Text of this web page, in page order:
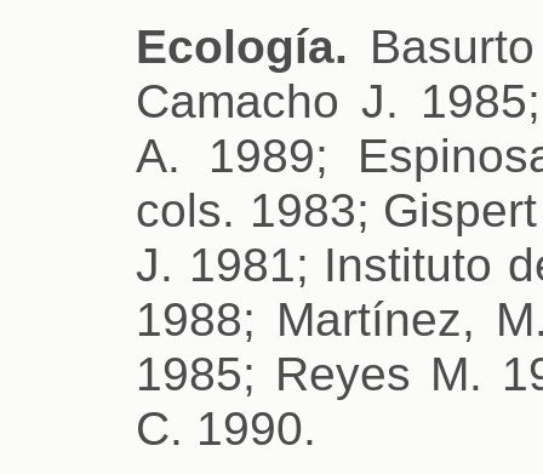
Ecología.
Camacho J.
A. 1989;
cols. 1983;
J. 1981; Instituto
1988; Martínez,
1985; Reyes M.
C. 1990.